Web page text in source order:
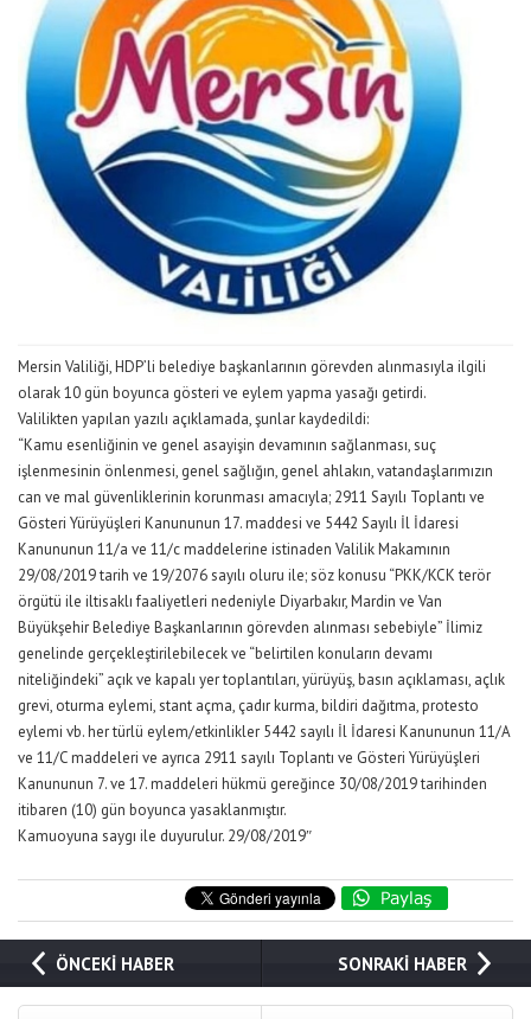
Mersin Valiliği, HDP’li belediye başkanlarının görevden alınmasıyla ilgili
olarak 10 gün boyunca gösteri ve eylem yapma yasağı getirdi.
Valilikten yapılan yazılı açıklamada, şunlar kaydedildi:
“Kamu esenliğinin ve genel asayişin devamının sağlanması, suç
işlenmesinin önlenmesi, genel sağlığın, genel ahlakın, vatandaşlarımızın
can ve mal güvenliklerinin korunması amacıyla; 2911 Sayılı Toplantı ve
Gösteri Yürüyüşleri Kanununun 17. maddesi ve 5442 Sayılı İl İdaresi
Kanununun 11/a ve 11/c maddelerine istinaden Valilik Makamının
29/08/2019 tarih ve 19/2076 sayılı oluru ile; söz konusu “PKK/KCK terör
örgütü ile iltisaklı faaliyetleri nedeniyle Diyarbakır, Mardin ve Van
Büyükşehir Belediye Başkanlarının görevden alınması sebebiyle” İlimiz
genelinde gerçekleştirilebilecek ve “belirtilen konuların devamı
niteliğindeki” açık ve kapalı yer toplantıları, yürüyüş, basın açıklaması, açlık
grevi, oturma eylemi, stant açma, çadır kurma, bildiri dağıtma, protesto
eylemi vb. her türlü eylem/etkinlikler 5442 sayılı İl İdaresi Kanununun 11/A
ve 11/C maddeleri ve ayrıca 2911 sayılı Toplantı ve Gösteri Yürüyüşleri
Kanununun 7. ve 17. maddeleri hükmü gereğince 30/08/2019 tarihinden
itibaren (10) gün boyunca yasaklanmıştır.
Kamuoyuna saygı ile duyurulur. 29/08/2019″
ÖNCEKİ HABER SONRAKİ HABER